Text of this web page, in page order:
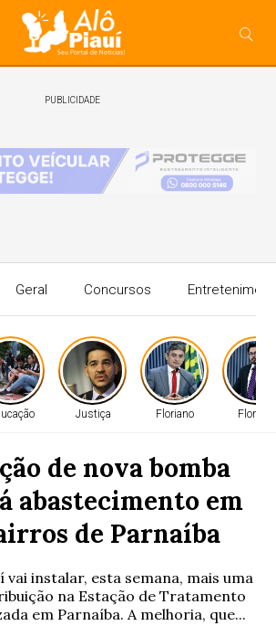
PUBLICIDADE
Geral Concursos
Justiça Floriano Floriano
de nova bomba
abastecimento em
de Parnaíba
vai instalar, esta semana, mais uma
na Estação de Tratamento
em Parnaíba. A melhoria, que...